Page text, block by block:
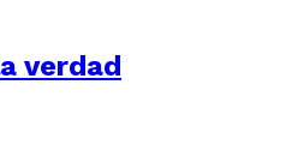
verdad